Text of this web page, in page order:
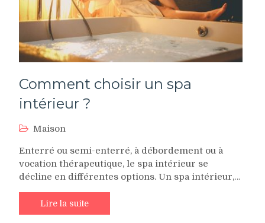
Comment choisir un spa
intérieur ?
Maison
Enterré ou semi-enterré, à débordement ou à
vocation thérapeutique, le spa intérieur se
décline en différentes options. Un spa intérieur,…
Lire la suite